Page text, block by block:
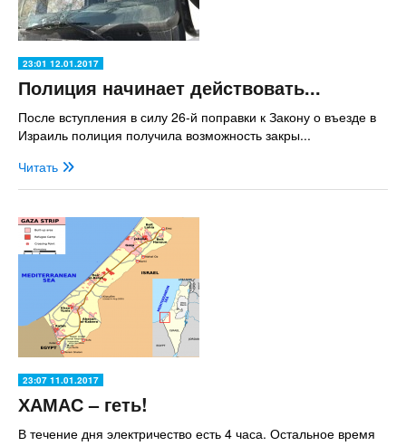
23:01 12.01.2017
Полиция начинает действовать...
После вступления в силу 26-й поправки к Закону о въезде в
Израиль полиция получила возможность закры...
Читать
23:07 11.01.2017
ХАМАС – геть!
В течение дня электричество есть 4 часа. Остальное время